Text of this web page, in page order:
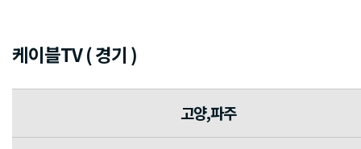
케이블TV ( 경기 )
고양,파주